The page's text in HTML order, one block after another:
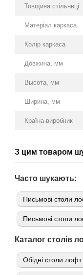
Товщина стільниці
Матеріал каркаса
Колір каркаса
Довжина, мм
Высота, мм
Ширина, мм
Країна-виробник
З цим товаром
Часто шукають:
Письмові столи
Письмові столи
Каталог столів
Обідні столи лофт